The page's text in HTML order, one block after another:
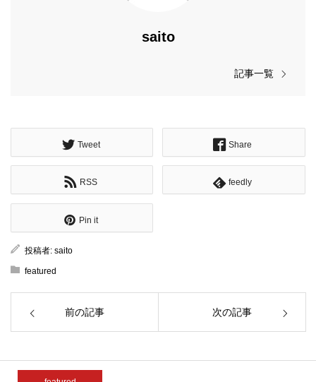
saito
記事一覧
Tweet Share
RSS feedly
Pin it
投稿者: saito
featured
前の記事 次の記事